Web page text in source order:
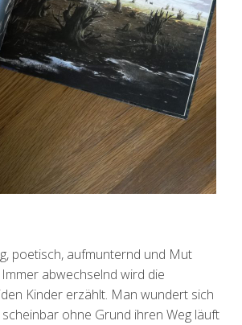
poetisch, aufmunternd und Mut
abwechselnd wird die
Kinder erzählt. Man wundert sich
ohne Grund ihren Weg läuft